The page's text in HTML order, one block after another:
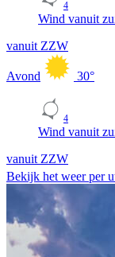
4
Wind vanuit
vanuit ZZW
Avond 30°
4
Wind vanuit
vanuit ZZW
Bekijk het weer per